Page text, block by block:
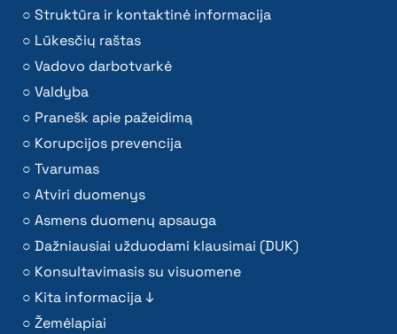
Struktūra ir kontaktinė informacija
Lūkesčių raštas
Vadovo darbotvarkė
Valdyba
Pranešk apie pažeidimą
Korupcijos prevencija
Tvarumas
Atviri duomenys
Asmens duomenų apsauga
Dažniausiai užduodami klausimai (DUK)
Konsultavimasis su visuomene
Kita informacija ↓
Žemėlapiai